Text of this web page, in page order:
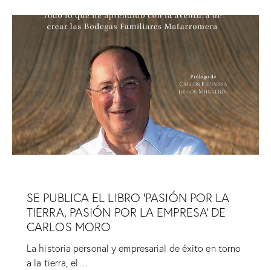
SE PUBLICA EL LIBRO ‘PASIÓN POR LA
TIERRA, PASIÓN POR LA EMPRESA’ DE
CARLOS MORO
La historia personal y empresarial de éxito en torno
a la tierra, el…